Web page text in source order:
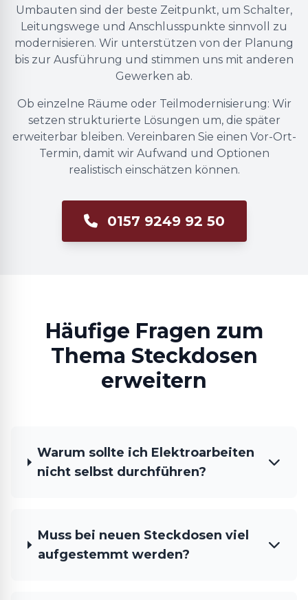
Umbauten sind der beste Zeitpunkt, um Schalter,
Leitungswege und Anschlusspunkte sinnvoll zu
modernisieren. Wir unterstützen von der Planung
bis zur Ausführung und stimmen uns mit anderen
Gewerken ab.
Ob einzelne Räume oder Teilmodernisierung: Wir
setzen strukturierte Lösungen um, die später
erweiterbar bleiben. Vereinbaren Sie einen Vor-Ort-
Termin, damit wir Aufwand und Optionen
realistisch einschätzen können.
0157 9249 92 50
Häufige Fragen zum
Thema Steckdosen
erweitern
Warum sollte ich Elektroarbeiten
nicht selbst durchführen?
Muss bei neuen Steckdosen viel
aufgestemmt werden?